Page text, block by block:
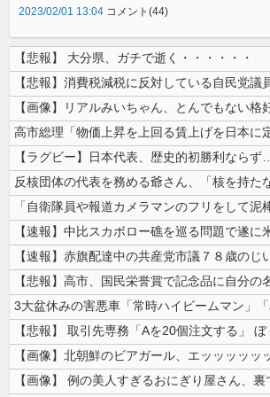
2023/02/01 13:04 コメント(44)
【悲報】 大分県、ガチで逝く・・・・・・